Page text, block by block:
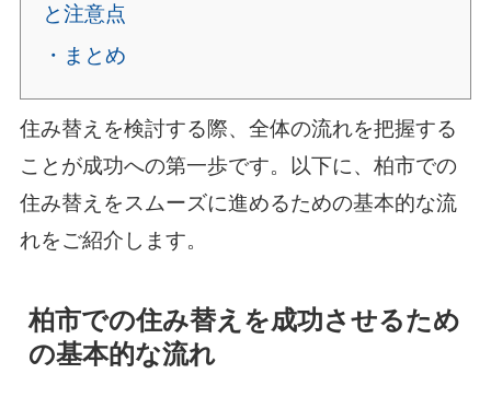
と注意点
・まとめ
住み替えを検討する際、全体の流れを把握する
ことが成功への第一歩です。以下に、柏市での
住み替えをスムーズに進めるための基本的な流
れをご紹介します。
柏市での住み替えを成功させるため
の基本的な流れ